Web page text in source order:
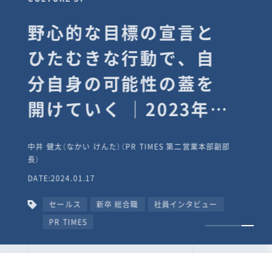
野心的な目標の宣言と
ひたむきな行動で、自
分自身の可能性の蓋を
開けていく ｜2023年度
タビュー #PR
TIMESな人たち
中井 健太（なかい けんた）（PR TIMES 第二営業本部副部
長）
DATE:2024.01.17
セールス 新卒 総合職
社員インタビュー
PR TIMES